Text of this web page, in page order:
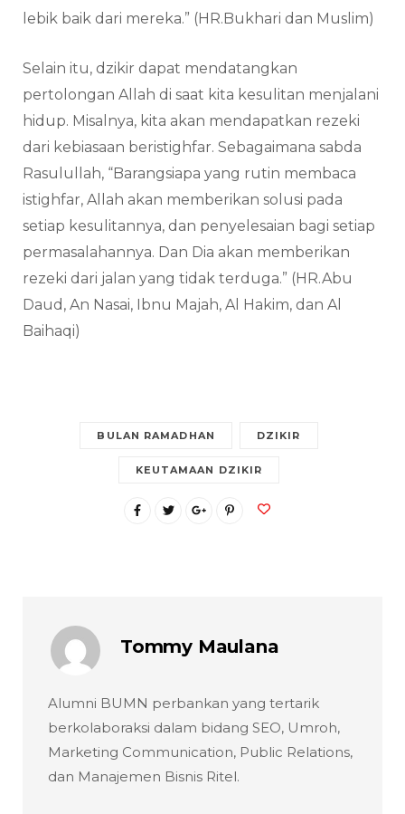
lebik baik dari mereka.” (HR.Bukhari dan Muslim)
Selain itu, dzikir dapat mendatangkan
pertolongan Allah di saat kita kesulitan menjalani
hidup. Misalnya, kita akan mendapatkan rezeki
dari kebiasaan beristighfar. Sebagaimana sabda
Rasulullah, “Barangsiapa yang rutin membaca
istighfar, Allah akan memberikan solusi pada
setiap kesulitannya, dan penyelesaian bagi setiap
permasalahannya. Dan Dia akan memberikan
rezeki dari jalan yang tidak terduga.” (HR.Abu
Daud, An Nasai, Ibnu Majah, Al Hakim, dan Al
Baihaqi)
BULAN RAMADHAN DZIKIR
KEUTAMAAN DZIKIR
Tommy Maulana
Alumni BUMN perbankan yang tertarik
berkolaboraksi dalam bidang SEO, Umroh,
Marketing Communication, Public Relations,
dan Manajemen Bisnis Ritel.